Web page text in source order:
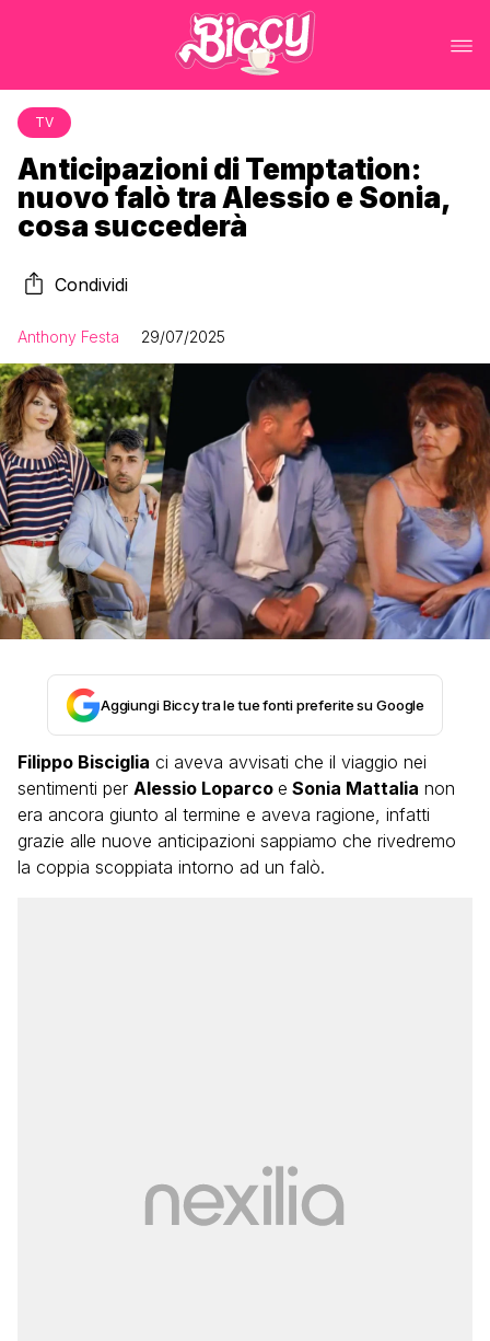
TV
Anticipazioni di Temptation:
nuovo falò tra Alessio e Sonia,
cosa succederà
Condividi
Anthony Festa 29/07/2025
Aggiungi Biccy tra le tue fonti preferite su Google
Filippo Bisciglia ci aveva avvisati che il viaggio nei
sentimenti per Alessio Loparco e Sonia Mattalia non
era ancora giunto al termine e aveva ragione, infatti
grazie alle nuove anticipazioni sappiamo che rivedremo
la coppia scoppiata intorno ad un falò.